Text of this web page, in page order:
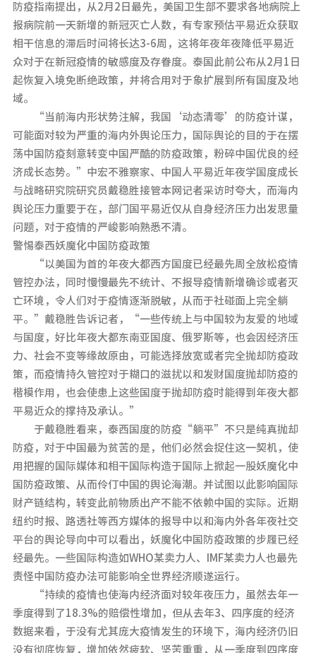
防疫指南提出，从2月2日最先，美国卫生部不要求各地病院上
报病院前一天新增的新冠灭亡人数，有专家预估平易近众获取
相干信息的滞后时间将长达3-6周，这将年夜年夜降低平易近
众对于在新冠疫情的敏感度及存眷度。泰国此前公布从2月1日
起恢复入境免断绝政策，并将合用对于象扩展到所有国度及地
域。
“当前海内形状势注解，我国‘动态清零’的防疫计谋，
可能面对较为严重的海内外舆论压力，国际舆论的目的于在摆
荡中国防疫刻意转变中国严酷的防疫政策，粉碎中国优良的经
济成长态势。”中宏不雅察家、中国人平易近年夜学国度成长
与战略研究院研究员戴稳胜接管本网记者采访时夸大，而海内
舆论压力重要于在，部门国平易近仅从自身经济压力出发思量
问题，对于疫情的严峻影响熟悉不清。
警惕泰西妖魔化中国防疫政策
“以美国为首的年夜大都西方国度已经最先周全放松疫情
管控办法，同时慢慢最先不统计、不报导疫情新增确诊或者灭
亡环境，令人们对于疫情逐渐脱敏，从而于社碰面上完全躺
平。”戴稳胜告诉记者，“一些传统上与中国较为友爱的地域
与国度，好比年夜大都东南亚国度、俄罗斯等，也会因经济压
力、社会不变等缘故原由，可能选择放宽或者完全抛却防疫政
策，而疫情持久管控对于糊口的滋扰以和发财国度抛却防疫的
楷模作用，也会使患上这些国度于抛却防疫时能得到年夜大都
平易近众的撑持及承认。”
于戴稳胜看来，泰西国度的防疫“躺平”不只是纯真抛却
防疫，对于中国最为贫苦的是，他们必然会捉住这一契机，使
用把握的国际媒体和相干国际构造于国际上掀起一股妖魔化中
国防疫政策、从而伶仃中国的舆论海潮。并试图以此影响国际
财产链结构，转变此前物质出产不能不依赖中国的实际。近期
纽约时报、路透社等西方媒体的报导中以和海内外各年夜社交
平台的舆论导向中可以看出，妖魔化中国防疫政策的步履已经
经最先。一些国际构造如WHO某卖力人、IMF某卖力人也最先
责怪中国防疫办法可能影响全世界经济顺遂运行。
“持续的疫情也使海内经济面对较年夜压力，虽然去年一
季度得到了18.3%的赔偿性增加，但从去年3、四序度的经济
数据来看，于没有尤其庞大疫情发生的环境下，海内经济仍旧
没有彻底恢复，增加依然疲软、坚苦重重，从一季度到四序度